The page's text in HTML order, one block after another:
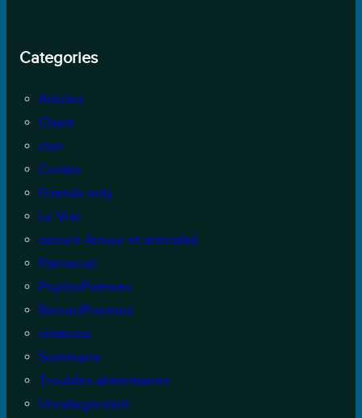
Categories
Articles
Chant
clan
Contes
Friends only
Le Vrai
oeuvre Amour et animalité
Patriarcat
PsychoPoèmes
RecueilPoemes
relations
Sommaire
Troubles alimentaires
Uncategorized